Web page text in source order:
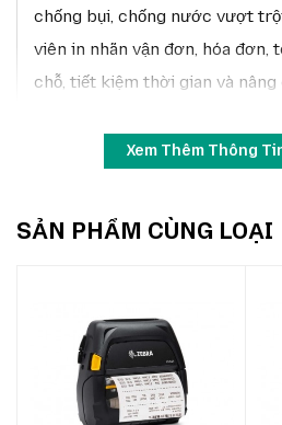
chống bụi, chống nước vượt
viên in nhãn vận đơn, hóa đơn,
chỗ, tiết kiệm thời gian và nâng
Zebra ZQ521
Xem Thêm Thông
SẢN PHẨM CÙNG LOẠI